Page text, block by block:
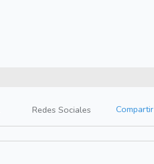
Redes Sociales Compartir